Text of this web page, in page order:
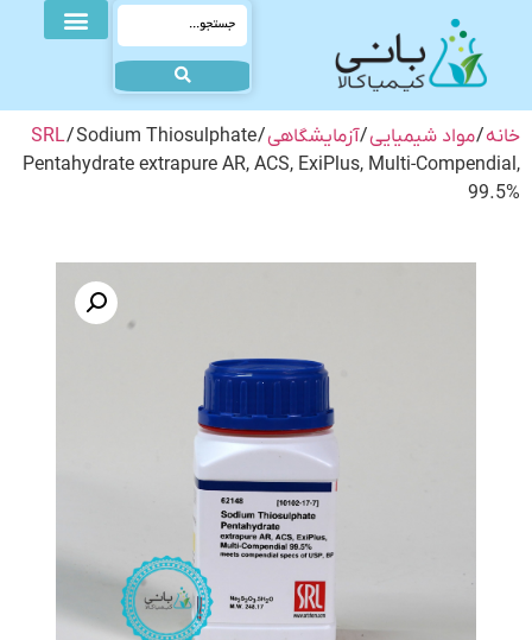
خانه/مواد شیمیایی/آزمایشگاهی/
SRL/ Sodium Thiosulphate
Pentahydrate extrapure AR, ACS, ExiPlus, Multi-Compendial,
99.5%